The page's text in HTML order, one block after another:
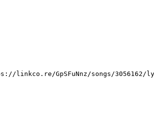
linkco.re/GpSFuNnz/songs/3056162/